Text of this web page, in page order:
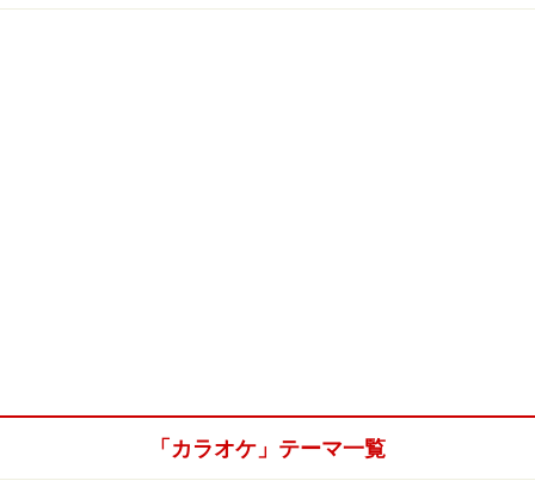
「カラオケ」テーマ一覧